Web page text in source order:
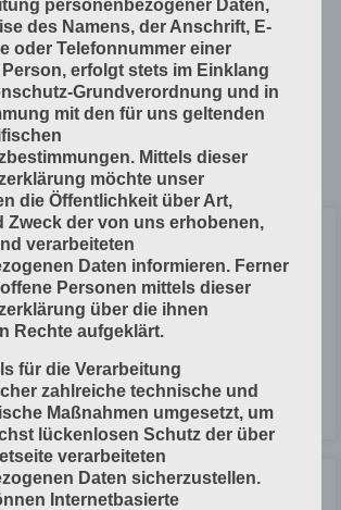
Technische Grundlagen
Verfahrenstechniken
Vorprodukte und Produktdaten
schichtförmige Bahnen. Sie bestehen aus einer
oder vollsynthetischen Kunststoff-Masse. Sie
, Vlies- oder Papierunterlage. Stärke: zwischen
von Karton
personenbezogener Daten,
des Namens, der Anschrift, E-
oder Telefonnummer einer
erfolgt stets im Einklang
Grundverordnung und in
mit den für uns geltenden
Mittels dieser
möchte unser
die Öffentlichkeit über Art,
Zweck der von uns erhobenen,
verarbeiteten
Daten informieren. Ferner
Personen mittels dieser
über die ihnen
Rechte aufgeklärt.
für die Verarbeitung
zahlreiche technische und
Maßnahmen umgesetzt, um
lückenlosen Schutz der über
verarbeiteten
Daten sicherzustellen.
Internetbasierte